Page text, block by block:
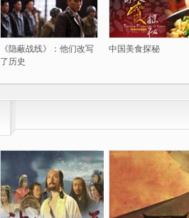
《隐蔽战线》：他们改写
了历史
中国美食探秘